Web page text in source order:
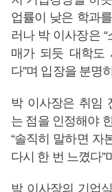
업률이 낮은 학과
러나 박 이사장은
매가 되듯 대학도
다”며 입장을 분명
박 이사장은 취임
는 점을 인정해야
“솔직히 말하면 자
다시 한 번 느꼈다
박 이사장의 기업